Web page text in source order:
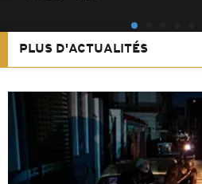
PLUS D'ACTUALITÉS